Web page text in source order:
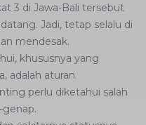
3 di Jawa-Bali tersebut
Jadi, tetap selalu di
mendesak.
khususnya yang
adalah aturan
perlu diketahui salah
genap.